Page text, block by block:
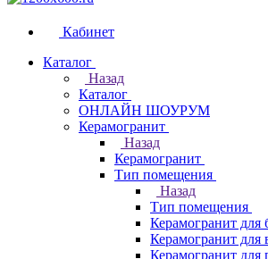
Кабинет
Каталог
Назад
Каталог
ОНЛАЙН ШОУРУМ
Керамогранит
Назад
Керамогранит
Тип помещения
Назад
Тип помещения
Керамогранит для
Керамогранит для
Керамогранит для